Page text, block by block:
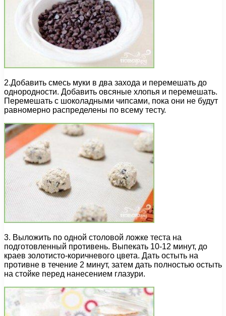
2.Добавить смесь муки в два захода и перемешать до
однородности. Добавить овсяные хлопья и перемешать.
Перемешать с шоколадными чипсами, пока они не будут
равномерно распределены по всему тесту.
3. Выложить по одной столовой ложке теста на
подготовленный противень. Выпекать 10-12 минут, до
краев золотисто-коричневого цвета. Дать остыть на
противне в течение 2 минут, затем дать полностью остыть
на стойке перед нанесением глазури.